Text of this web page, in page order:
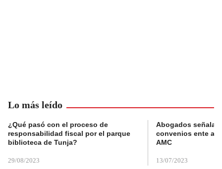
Lo más leído
¿Qué pasó con el proceso de
responsabilidad fiscal por el parque
biblioteca de Tunja?
29/08/2023
Abogados
convenios ente
AMC
13/07/2023